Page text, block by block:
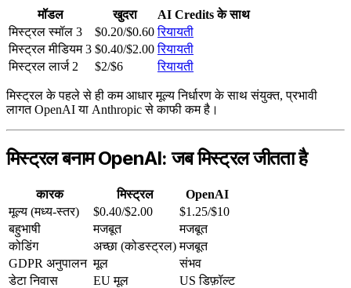
मॉडल खुदरा
AI Credits के साथ
मिस्ट्रल स्मॉल 3
$0.20/$0.60 रियायती
मिस्ट्रल मीडियम 3 $0.40/$2.00 रियायती
मिस्ट्रल लार्ज 2
$2/$6 रियायती
मिस्ट्रल के पहले से ही कम आधार मूल्य निर्धारण के साथ संयुक्त, प्रभावी
लागत OpenAI या Anthropic से काफी कम है।
मिस्ट्रल बनाम OpenAI: जब मिस्ट्रल जीतता है
कारक मिस्ट्रल
OpenAI
मूल्य (मध्य-स्तर)
$0.40/$2.00
$1.25/$10
बहुभाषी
मजबूत
मजबूत
कोडिंग
अच्छा (कोडस्ट्रल) मजबूत
GDPR अनुपालन मूल
संभव
डेटा निवास
EU मूल
US डिफ़ॉल्ट